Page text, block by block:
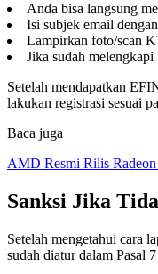
Anda bisa langsung
Isi subjek email
Lampirkan foto/scan
Jika sudah
Setelah mendapatkan
lakukan registrasi sesuai
Baca juga
AMD Resmi Rilis
Sanksi Jika
Setelah mengetahui cara
sudah diatur dalam Pasal